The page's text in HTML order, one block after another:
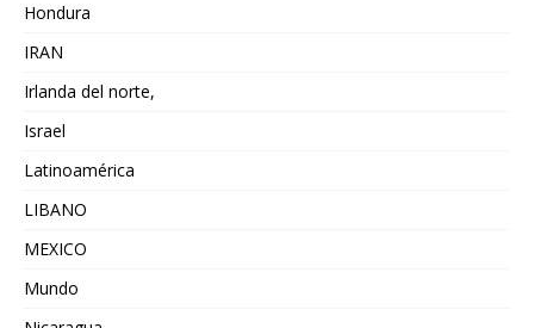
Hondura
IRAN
Irlanda del norte,
Israel
Latinoamérica
LIBANO
MEXICO
Mundo